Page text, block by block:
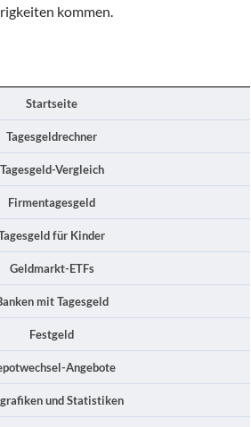
kommen.
Startseite
Tagesgeldrechner
Tagesgeld-Vergleich
Firmentagesgeld
für Kinder
Geldmarkt-ETFs
mit Tagesgeld
Festgeld
Angebote
und Statistiken